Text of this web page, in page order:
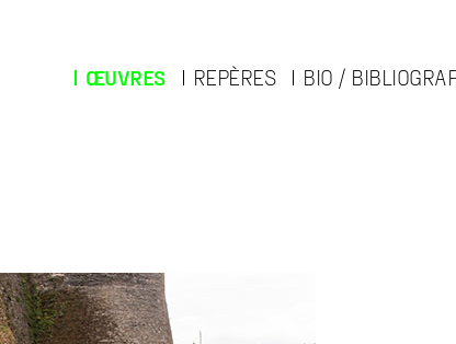
ŒUVRES REPÈRES BIO /